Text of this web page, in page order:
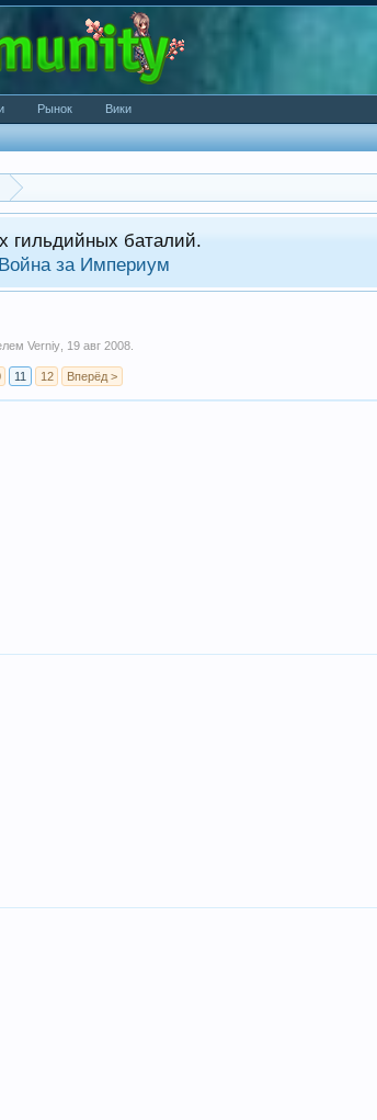
баталий.
Война за Империум
Verniy 19 авг 2008
11 12 Вперёд >
Рынок Вики